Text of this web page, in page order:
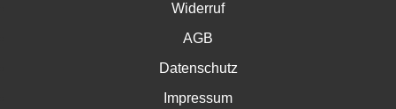
Widerruf
AGB
Datenschutz
Impressum